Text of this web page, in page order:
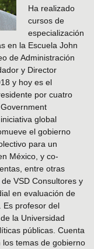
Ha realizado
cursos de
especialización
en la Escuela John
de Administración
y Director
y hoy es el
por cuatro
global
el gobierno
para un
México, y co-
entre otras
VSD Consultores y
en evaluación de
Es profesor del
la Universidad
públicas. Cuenta
temas de gobierno